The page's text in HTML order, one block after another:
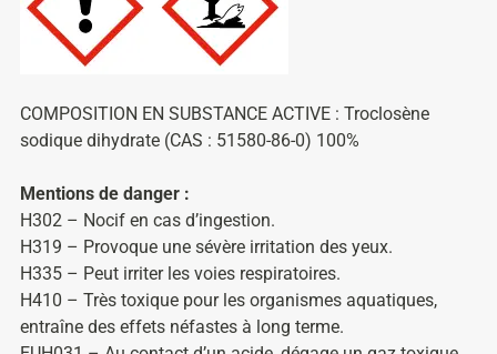
COMPOSITION EN SUBSTANCE ACTIVE : Troclosène
sodique dihydrate (CAS : 51580-86-0) 100%
Mentions de danger :
H302 – Nocif en cas d’ingestion.
H319 – Provoque une sévère irritation des yeux.
H335 – Peut irriter les voies respiratoires.
H410 – Très toxique pour les organismes aquatiques,
entraîne des effets néfastes à long terme.